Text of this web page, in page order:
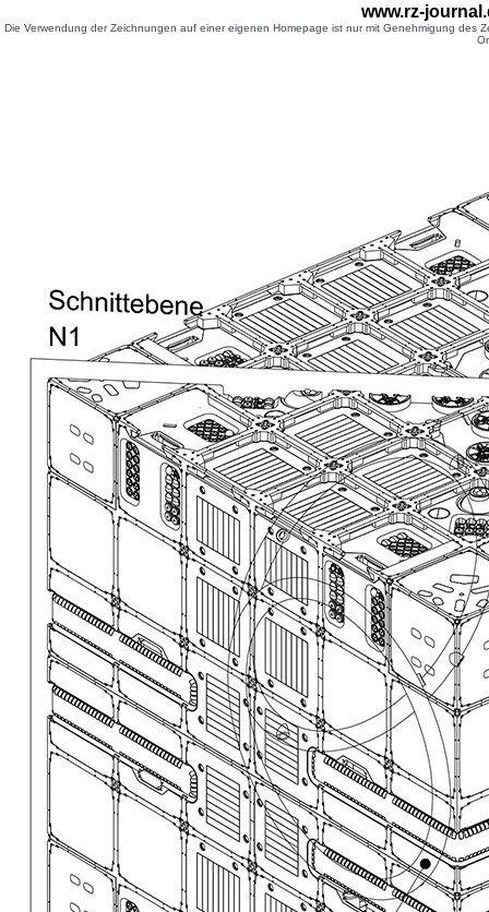
www.rz-
Die Verwendung der Zeichnungen auf einer eigenen Homepage ist nur mit Genehmigung